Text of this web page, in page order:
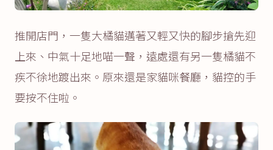
推開店門，一隻大橘貓邁著又輕又快的腳步搶先迎
上來、中氣十足地喵一聲，遠處還有另一隻橘貓不
疾不徐地踱出來。原來還是家貓咪餐廳，貓控的手
要按不住啦。